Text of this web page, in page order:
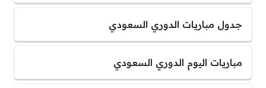
جدول مباريات الدوري السعودي
مباريات اليوم الدوري السعودي